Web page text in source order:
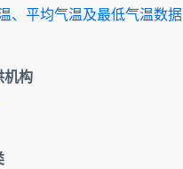
、平均气温及最低气温数据
机构